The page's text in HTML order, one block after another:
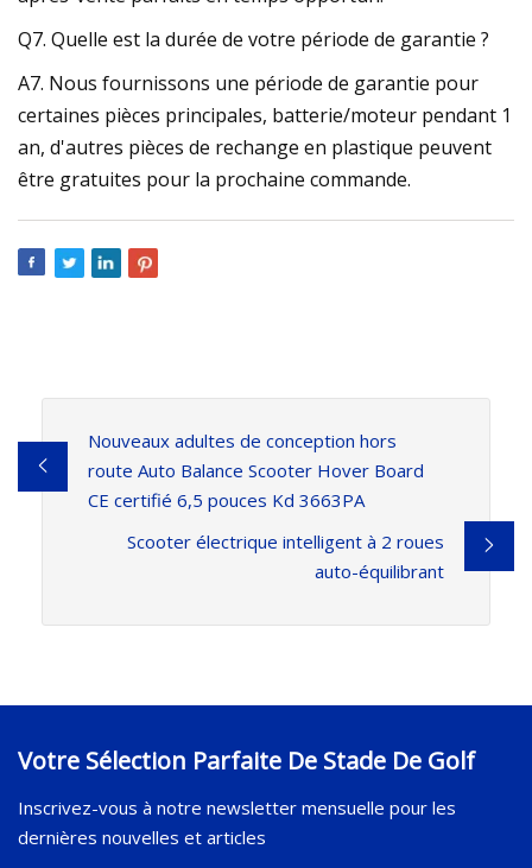
Q7. Quelle est la durée de votre période de garantie ?
A7. Nous fournissons une période de garantie pour
certaines pièces principales, batterie/moteur pendant 1
an, d'autres pièces de rechange en plastique peuvent
être gratuites pour la prochaine commande.
Nouveaux adultes de conception hors
route Auto Balance Scooter Hover Board
CE certifié 6,5 pouces Kd 3663PA
Scooter électrique intelligent à 2 roues
auto-équilibrant
Votre Sélection Parfaite De Stade De Golf
Inscrivez-vous à notre newsletter mensuelle pour les
dernières nouvelles et articles